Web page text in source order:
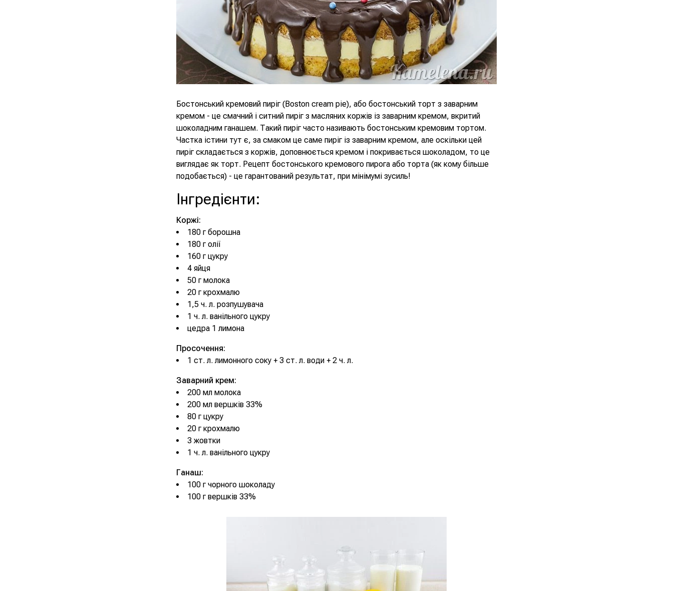
Бостонський кремовий пиріг (Boston cream pie), або бостонський торт з заварним
кремом - це смачний і ситний пиріг з масляних коржів із заварним кремом, вкритий
шоколадним ганашем. Такий пиріг часто називають бостонським кремовим тортом.
Частка істини тут є, за смаком це саме пиріг із заварним кремом, але оскільки цей
пиріг складається з коржів, доповнюється кремом і покривається шоколадом, то це
виглядає як торт. Рецепт бостонського кремового пирога або торта (як кому більше
подобається) - це гарантований результат, при мінімумі зусиль!
Інгредієнти:
Коржі:
180 г борошна
180 г олії
160 г цукру
4 яйця
50 г молока
20 г крохмалю
1,5 ч. л. розпушувача
1 ч. л. ванільного цукру
цедра 1 лимона
Просочення:
1 ст. л. лимонного соку + 3 ст. л. води + 2 ч. л.
Заварний крем:
200 мл молока
200 мл вершків 33%
80 г цукру
20 г крохмалю
3 жовтки
1 ч. л. ванільного цукру
Ганаш:
100 г чорного шоколаду
100 г вершків 33%